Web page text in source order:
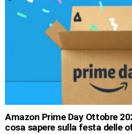
Amazon Prime Day Ottobre
cosa sapere sulla festa delle